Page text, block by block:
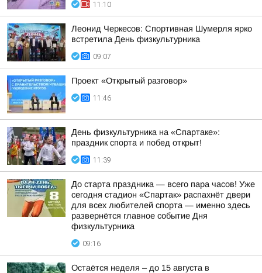
11:10
Леонид Черкесов: Спортивная Шумерля ярко
встретила День физкультурника
09:07
Проект «Открытый разговор»
11:46
День физкультурника на «Спартаке»:
праздник спорта и побед открыт!
11:39
До старта праздника — всего пара часов! Уже
сегодня стадион «Спартак» распахнёт двери
для всех любителей спорта — именно здесь
развернётся главное событие Дня
физкультурника
09:16
Остаётся неделя – до 15 августа в